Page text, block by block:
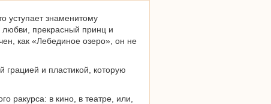
уступает знаменитому
прекрасный принц и
как «Лебединое озеро», он не
грацией и пластикой, которую
ракурса: в кино, в театре, или,